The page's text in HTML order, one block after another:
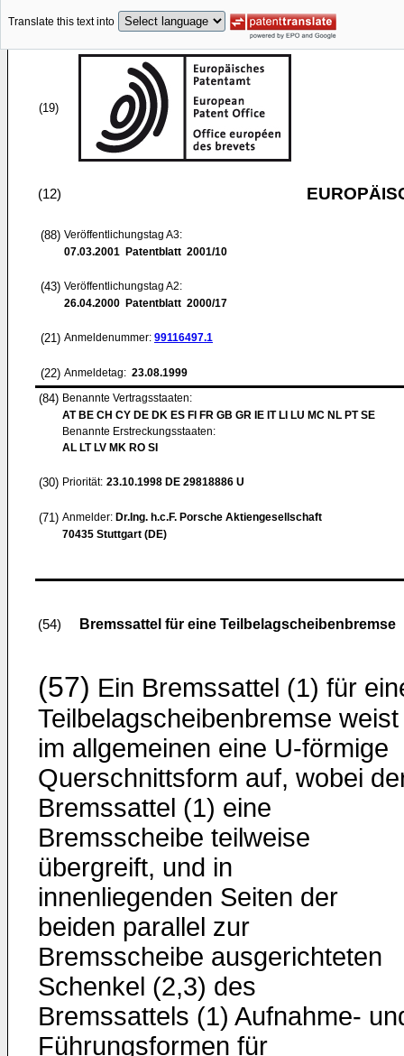
Translate this text into
(19)
(12)
(88) Veröffentlichungstag A3:
07.03.2001 Patentblatt 2001/10
(43) Veröffentlichungstag A2:
26.04.2000 Patentblatt 2000/17
(21) Anmeldenummer: 99116497.1
(22) Anmeldetag: 23.08.1999
(84) Benannte Vertragsstaaten:
AT BE CH CY DE DK ES FI FR GB GR IE IT LI LU MC NL PT SE
Benannte Erstreckungsstaaten:
AL LT LV MK RO SI
(30) Priorität: 23.10.1998 DE 29818886 U
(71) Anmelder: Dr.Ing. h.c.F. Porsche Aktiengesellschaft
70435 Stuttgart (DE)
(54) Bremssattel für eine Teilbelagscheibenbremse
(57) Ein Bremssattel (1) für
Teilbelagscheibenbremse weist
im allgemeinen eine U-förmige
Querschnittsform auf, wobei
Bremssattel (1) eine
Bremsscheibe teilweise
übergreift, und in
innenliegenden Seiten der
beiden parallel zur
Bremsscheibe ausgerichteten
Schenkel (2,3) des
Bremssattels (1) Aufnahme-
Führungsformen für